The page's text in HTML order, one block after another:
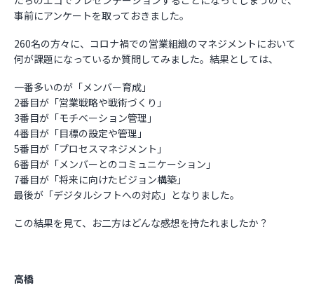
事前にアンケートを取っておきました。
260名の方々に、コロナ禍での営業組織のマネジメントにおいて
何が課題になっているか質問してみました。結果としては、
一番多いのが「メンバー育成」
2番目が「営業戦略や戦術づくり」
3番目が「モチベーション管理」
4番目が「目標の設定や管理」
5番目が「プロセスマネジメント」
6番目が「メンバーとのコミュニケーション」
7番目が「将来に向けたビジョン構築」
最後が「デジタルシフトへの対応」となりました。
この結果を見て、お二方はどんな感想を持たれましたか？
高橋